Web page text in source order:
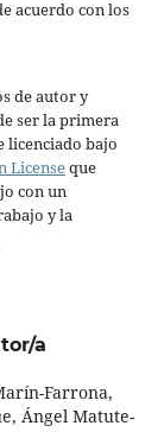
acuerdo con los
de autor y
ser la primera
licenciado bajo
Licenseque
con un
y la
a
Farrona,
Ángel Matute-